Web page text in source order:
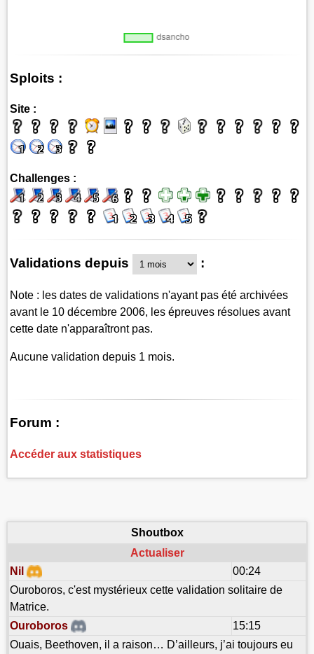
Sploits :
Site :
Challenges :
Validations depuis :
Note : les dates de validations n'ayant pas été archivées
avant le 10 décembre 2006, les épreuves résolues avant
cette date n'apparaîtront pas.
Aucune validation depuis 1 mois.
Forum :
Accéder aux statistiques
Shoutbox
Actualiser
Nil
00:24
Ouroboros, c'est mystérieux cette validation solitaire de
Matrice.
Ouroboros
15:15
Ouais, Beethoven, il a raison… D’ailleurs, j’ai toujours eu